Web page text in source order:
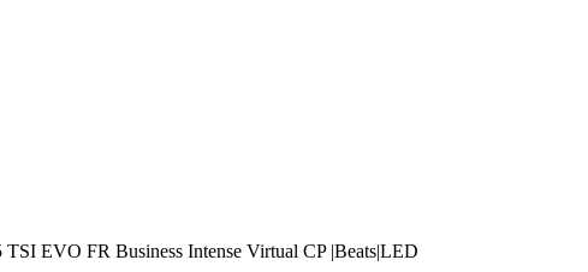
TSI EVO FR Business Intense Virtual CP |Beats|LED